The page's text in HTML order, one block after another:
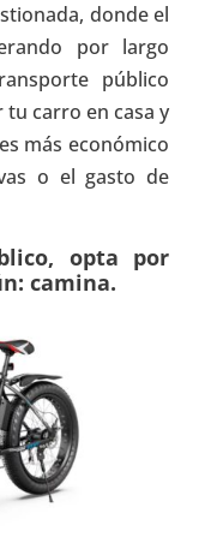
donde el
por largo
público
carro en casa y
más económico
o el gasto de
opta por
camina.